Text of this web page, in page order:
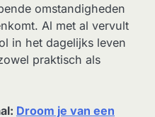
omstandigheden
Al met al vervult
in het dagelijks leven
praktisch als
Droom je van een